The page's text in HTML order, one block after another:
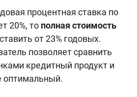
процентная ставка по
20%, то полная стоимость
от 23% годовых.
позволяет сравнить
кредитный продукт и
оптимальный.